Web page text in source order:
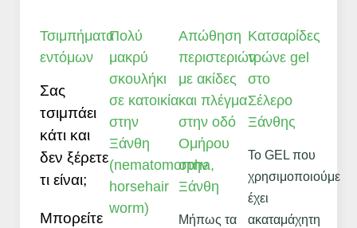
Τσιμπήματα
εντόμων
Σας
τσιμπάει
κάτι και
δεν ξέρετε
τι είναι;
Μπορείτε
Πολύ
μακρύ
σκουλήκι
σε κατοικία
στην
Ξάνθη
(nematomorpha,
horsehair
worm)
Απώθηση
περιστεριών
με ακίδες
και πλέγμα
στην οδό
Ομήρου
στην
Ξάνθη
Μήπως τα
Κατσαρίδες
τρώνε gel
στο
Σέλερο
Ξάνθης
Το GEL που
χρησιμοποιούμε
έχει
ακαταμάχητη